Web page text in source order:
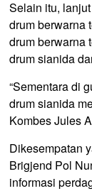
Selain itu,
drum berwarna
drum berwarna
drum sianida
“Sementara di
drum sianida
Kombes Jules
Dikesempatan
Brigjend Pol
informasi